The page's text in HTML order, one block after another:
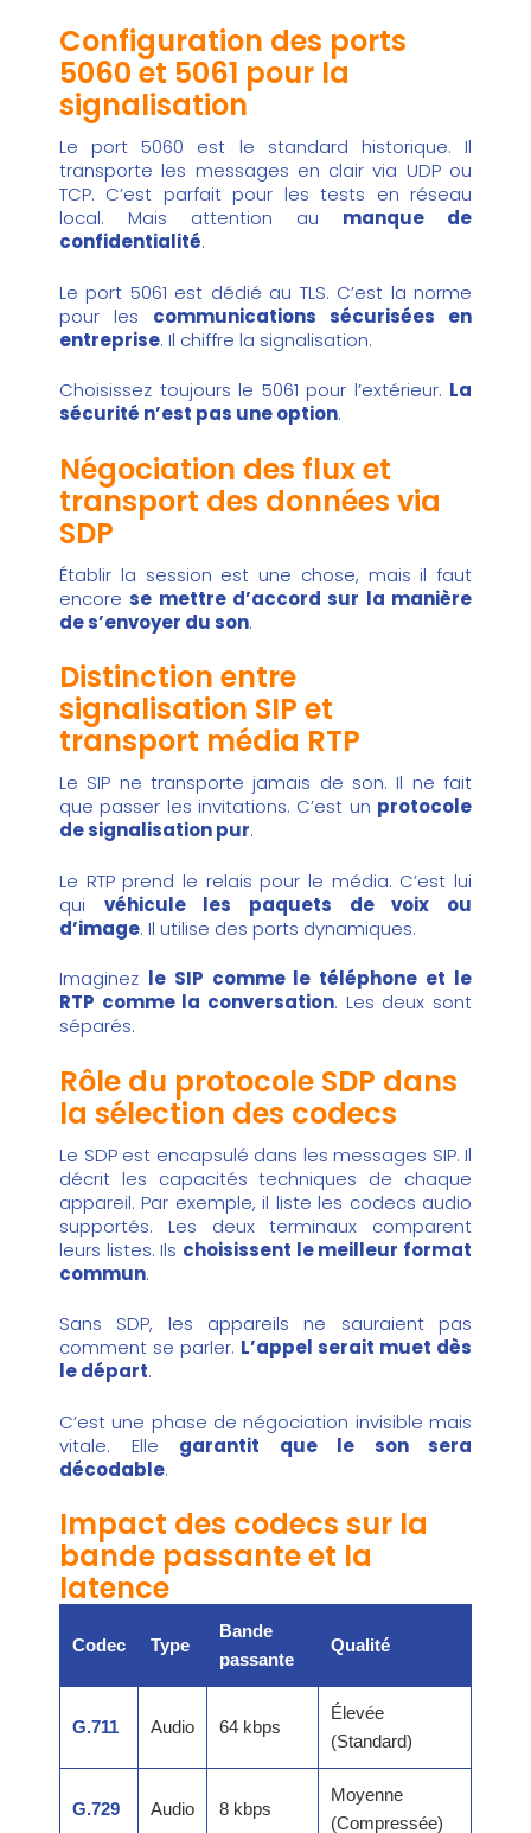
Configuration des ports
5060 et 5061 pour la
signalisation
Le port 5060 est le standard historique. Il
transporte les messages en clair via UDP ou
TCP. C’est parfait pour les tests en réseau
local. Mais attention au manque de
confidentialité.
Le port 5061 est dédié au TLS. C’est la norme
pour les communications sécurisées en
entreprise. Il chiffre la signalisation.
Choisissez toujours le 5061 pour l’extérieur. La
sécurité n’est pas une option.
Négociation des flux et
transport des données via
SDP
Établir la session est une chose, mais il faut
encorese mettre d’accord sur la manière
de s’envoyer du son.
Distinction entre
signalisation SIP et
transport média RTP
Le SIP ne transporte jamais de son. Il ne fait
que passer les invitations. C’est un protocole
de signalisation pur.
Le RTP prend le relais pour le média. C’est lui
qui véhicule les paquets de voix ou
d’image. Il utilise des ports dynamiques.
Imaginez le SIP comme le téléphone et le
RTP comme la conversation. Les deux sont
séparés.
Rôle du protocole SDP dans
la sélection des codecs
Le SDP est encapsulé dans les messages SIP. Il
décrit les capacités techniques de chaque
appareil. Par exemple, il liste les codecs audio
supportés. Les deux terminaux comparent
leurs listes. Ils choisissent le meilleur format
commun.
Sans SDP, les appareils ne sauraient pas
comment se parler. L’appel serait muet dès
le départ.
C’est une phase de négociation invisible mais
vitale. Elle garantit que le son sera
décodable.
Impact des codecs sur la
bande passante et la
latence
Codec Type
Bande
passante
Qualité
G.711 Audio 64 kbps
Élevée
(Standard)
G.729 Audio 8 kbps
Moyenne
(Compressée)